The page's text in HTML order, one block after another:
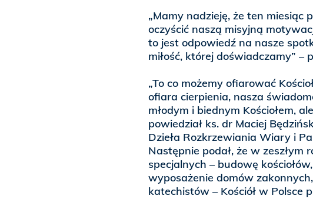
„Mamy nadzieję, że ten miesiąc
oczyścić naszą misyjną
to jest odpowiedź na nasze
miłość, której doświadczamy” –
„To co możemy ofiarować
ofiara cierpienia, nasza
młodym i biednym Kościołem,
powiedział ks. dr Maciej
Dzieła Rozkrzewiania Wiary i
Następnie podał, że w
specjalnych – budowę
wyposażenie domów
katechistów – Kościół w Polsce